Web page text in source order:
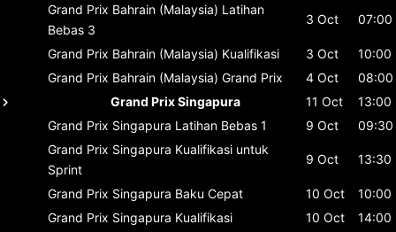
Grand Prix Bahrain (Malaysia) Latihan
Bebas 3
3 Oct 07:00
Grand Prix Bahrain (Malaysia) Kualifikasi 3 Oct
10:00
Grand Prix Bahrain (Malaysia) Grand Prix 4 Oct
08:00
Grand Prix Singapura
11 Oct
13:00
Grand Prix Singapura Latihan Bebas 1 9 Oct
09:30
Grand Prix Singapura Kualifikasi untuk
Sprint
9 Oct 13:30
Grand Prix Singapura Baku Cepat 10 Oct
10:00
Grand Prix Singapura Kualifikasi 10 Oct
14:00